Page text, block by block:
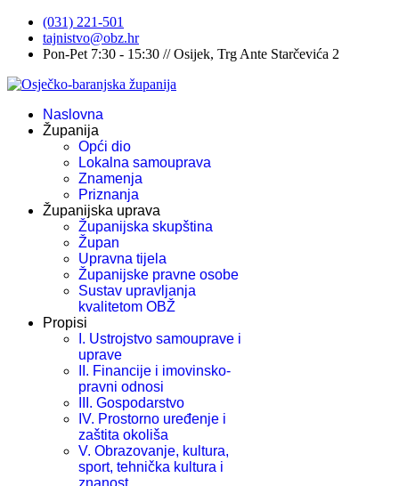
(031) 221-501
tajnistvo@obz.hr
Pon-Pet 7:30 - 15:30 // Osijek, Trg Ante Starčevića 2
Naslovna
Županija
Opći dio
Lokalna samouprava
Znamenja
Priznanja
Županijska uprava
Županijska skupština
Župan
Upravna tijela
Županijske pravne osobe
Sustav upravljanja
kvalitetom OBŽ
Propisi
I. Ustrojstvo samouprave i
uprave
II. Financije i imovinsko-
pravni odnosi
III. Gospodarstvo
IV. Prostorno uređenje i
zaštita okoliša
V. Obrazovanje, kultura,
sport, tehnička kultura i
znanost